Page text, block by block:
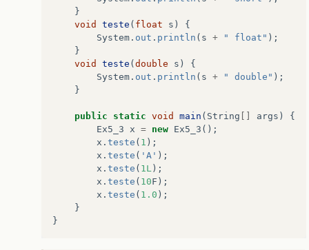
}
void
teste ( float s )
{
System . out . println ( s + " float" );
}
void
teste ( double s )
{
System . out . println ( s + " double" );
}
public static void main ( String args )
{
Ex5_3 x = new Ex5_3 ();
x . teste ( 1 );
x . teste ( 'A' );
x . teste ( 1L );
x . teste ( 10F );
x . teste ( 1.0 );
}
}